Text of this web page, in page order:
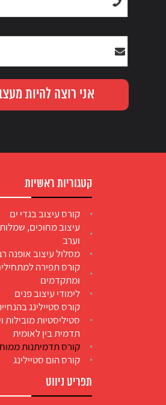
קטגוריות ראשיות
קורס עיצוב בגדי ים
עיצוב מחוכים,
וערב
מסלול עיצוב אופנה
קורס תפירה
ומתקדמים
לימודי עיצוב פנים
קורס סטיילינג
סטיליסטיות מובילות
תדמית בין לאומית
קורס תדמיתנות
קורס הום סטיילינג
תפריט ניווט